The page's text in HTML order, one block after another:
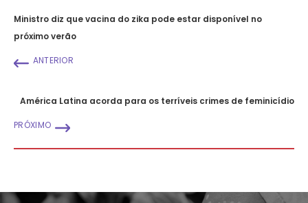
Ministro diz que vacina do zika pode estar disponível no
próximo verão
ANTERIOR
América Latina acorda para os terríveis crimes de feminicídio
PRÓXIMO